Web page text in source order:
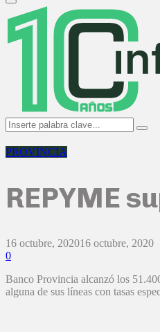
Primary
Menu
Search
for:
PROVINCIA
REPYME
16 octubre, 202016 octubre, 2020
0
Banco Provincia alcanzó los
alguna de sus líneas con tasas